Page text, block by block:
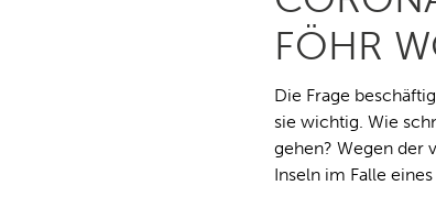
FÖHR
Die Frage
sie wichtig. Wie
gehen? Wegen der
Inseln im Falle